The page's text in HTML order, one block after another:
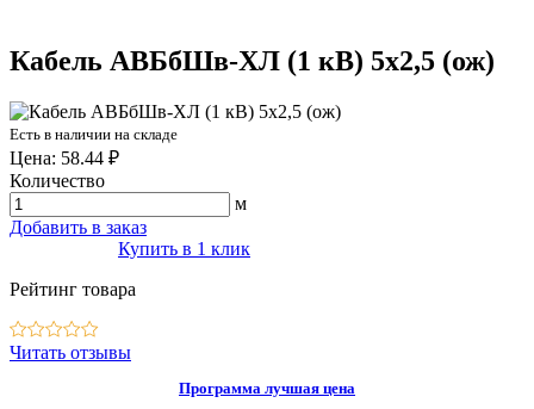
Кабель АВБбШв-ХЛ (1 кВ) 5х2,5 (ож)
Есть в наличии на складе
Цена: 58.44 ₽
Количество
м
Добавить в заказ
Купить в 1 клик
Рейтинг товара
Читать отзывы
Программа лучшая цена